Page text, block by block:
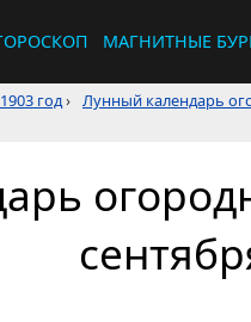
МАГНИТНЫЕ
год› Лунный календарь